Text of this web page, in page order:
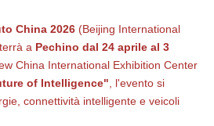
China 2026 (Beijing International
a Pechino dal 24 aprile al 3
China International Exhibition Center
of Intelligence" , l'evento si
connettività intelligente e veicoli